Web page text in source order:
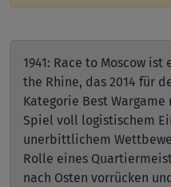
1941: Race to Moscow
the Rhine, das 2014 für
Kategorie Best
Spiel voll logistischem
unerbittlichem
Rolle eines
nach Osten vorrücken